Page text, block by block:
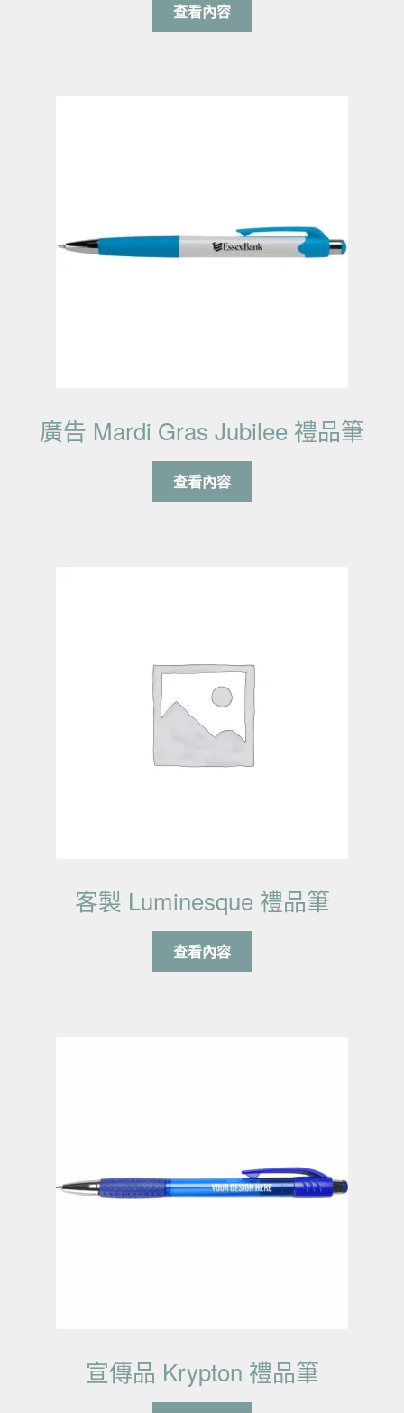
查看內容
廣告 Mardi Gras Jubilee 禮品筆
查看內容
客製 Luminesque 禮品筆
查看內容
宣傳品 Krypton 禮品筆